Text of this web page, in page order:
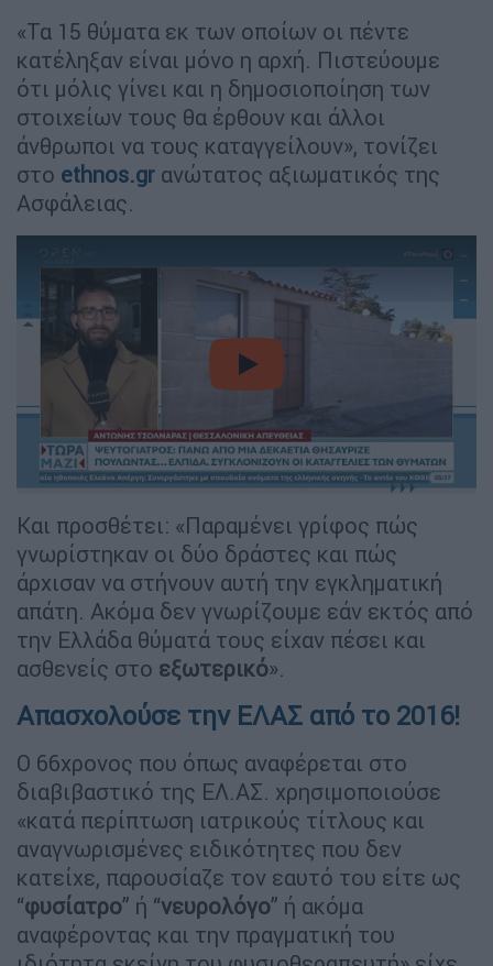
«Τα 15 θύματα εκ των οποίων οι πέντε
κατέληξαν είναι μόνο η αρχή. Πιστεύουμε
ότι μόλις γίνει και η δημοσιοποίηση των
στοιχείων τους θα έρθουν και άλλοι
άνθρωποι να τους καταγγείλουν», τονίζει
στο ethnos.gr ανώτατος αξιωματικός της
Ασφάλειας.
video
Και προσθέτει: «Παραμένει γρίφος πώς
γνωρίστηκαν οι δύο δράστες και πώς
άρχισαν να στήνουν αυτή την εγκληματική
απάτη. Ακόμα δεν γνωρίζουμε εάν εκτός από
την Ελλάδα θύματά τους είχαν πέσει και
ασθενείς στο εξωτερικό».
Απασχολούσε την ΕΛΑΣ από το 2016!
Ο 66χρονος που όπως αναφέρεται στο
διαβιβαστικό της ΕΛ.ΑΣ. χρησιμοποιούσε
«κατά περίπτωση ιατρικούς τίτλους και
αναγνωρισμένες ειδικότητες που δεν
κατείχε, παρουσίαζε τον εαυτό του είτε ως
“φυσίατρο” ή “νευρολόγο” ή ακόμα
αναφέροντας και την πραγματική του